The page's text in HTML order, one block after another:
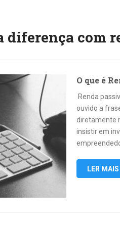
diferença com
O que é
Renda
ouvido a
diretamente
insistir em
LER MAIS